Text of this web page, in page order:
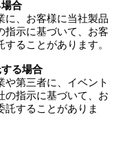
合
に、お客様に当社製品
指示に基づいて、お客
ることがあります。
る場合
や第三者に、イベント
の指示に基づいて、お
託することがありま